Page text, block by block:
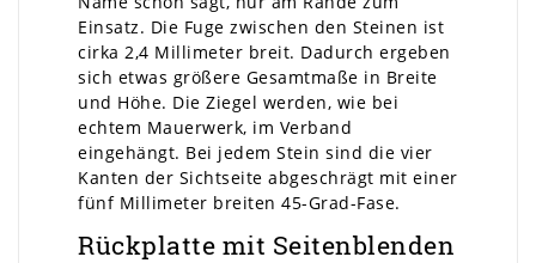
Einsatz. Die Fuge zwischen den Steinen ist
cirka 2,4 Millimeter breit. Dadurch ergeben
sich etwas größere Gesamtmaße in Breite
und Höhe. Die Ziegel werden, wie bei
echtem Mauerwerk, im Verband
eingehängt. Bei jedem Stein sind die vier
Kanten der Sichtseite abgeschrägt mit einer
fünf Millimeter breiten 45-Grad-Fase.
Rückplatte mit Seitenblenden